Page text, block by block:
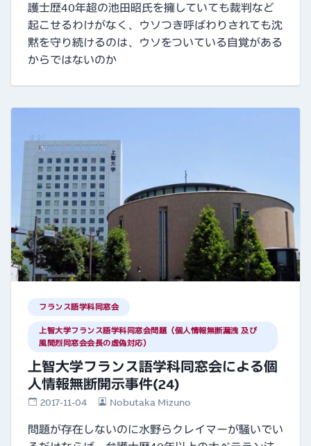
護士歴40年超の池田昭氏を擁していても裁判など
起こせるわけがなく、ウソつき呼ばわりされても沈
黙を守り続けるのは、ウソをついている自覚がある
からではないのか
フランス語学科同窓会
上智大学フランス語学科同窓会問題（個人情報無断漏洩 及び
風間烈同窓会会長の虚偽対応）
上智大学フランス語学科同窓会による個
人情報無断開示事件(24)
2017-11-04 Nobutaka Mizuno
問題が存在しないのに水野らクレイマーが騒いでい